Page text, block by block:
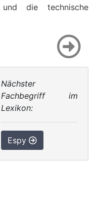
die technische
Nächster
Fachbegriff im
Lexikon:
Espy